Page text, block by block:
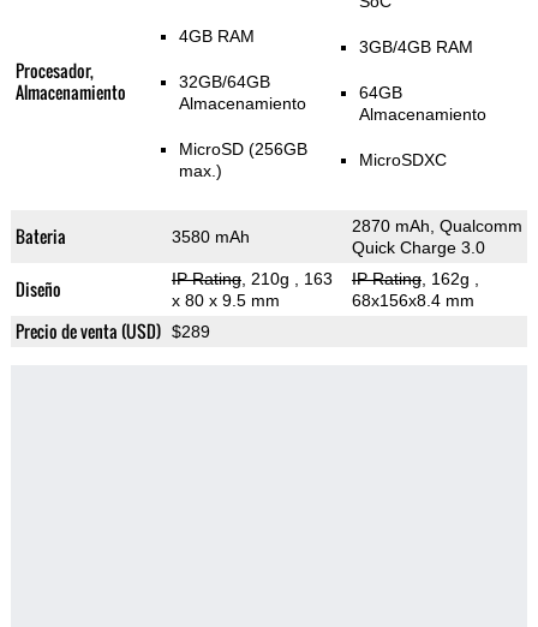
Procesador,
Almacenamiento
4GB RAM
32GB/64GB
Almacenamiento
MicroSD (256GB
max.)
3GB/4GB RAM
64GB
Almacenamiento
MicroSDXC
Bateria 3580 mAh
2870 mAh, Qualcomm
Quick Charge 3.0
Diseño IP Rating, 210g
, 163
x 80 x 9.5 mm
IP Rating, 162g
68x156x8.4 mm
Precio de venta (USD) $289